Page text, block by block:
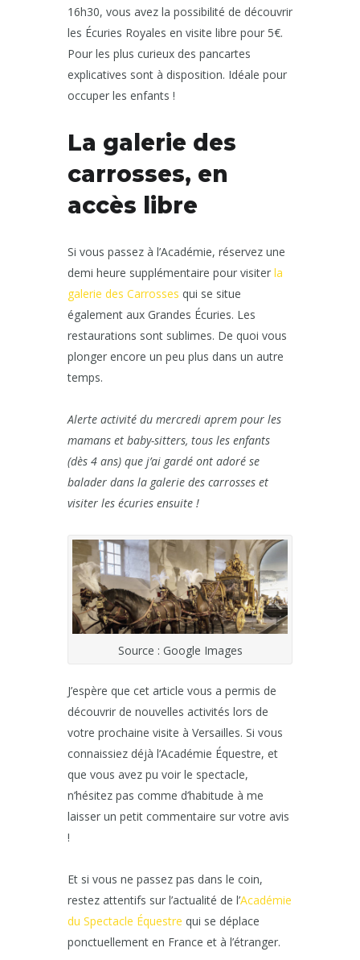
16h30, vous avez la possibilité de découvrir
les Écuries Royales en visite libre pour 5€.
Pour les plus curieux des pancartes
explicatives sont à disposition. Idéale pour
occuper les enfants !
La galerie des
carrosses, en
accès libre
Si vous passez à l’Académie, réservez une
demi heure supplémentaire pour visiter la
galerie des Carrosses qui se situe
également aux Grandes Écuries. Les
restaurations sont sublimes. De quoi vous
plonger encore un peu plus dans un autre
temps.
Alerte activité du mercredi aprem pour les
mamans et baby-sitters, tous les enfants
(dès 4 ans) que j’ai gardé ont adoré se
balader dans la galerie des carrosses et
visiter les écuries ensuite !
Source : Google Images
J’espère que cet article vous a permis de
découvrir de nouvelles activités lors de
votre prochaine visite à Versailles. Si vous
connaissiez déjà l’Académie Équestre, et
que vous avez pu voir le spectacle,
n’hésitez pas comme d’habitude à me
laisser un petit commentaire sur votre avis
!
Et si vous ne passez pas dans le coin,
restez attentifs sur l’actualité de l’Académie
du Spectacle Équestre qui se déplace
ponctuellement en France et à l’étranger.